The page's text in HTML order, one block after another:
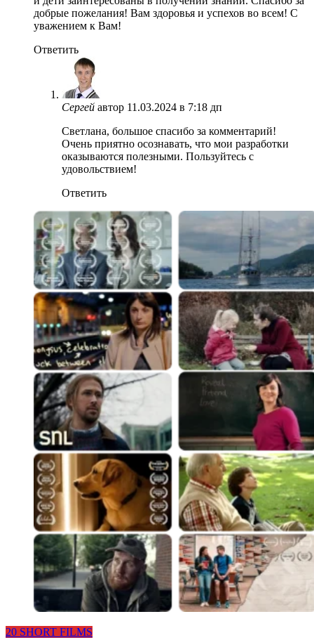
добрые пожелания! Вам здоровья и успехов во всем! С
уважением к Вам!
Ответить
Сергей автор 11.03.2024 в 7:18 дп
Светлана, большое спасибо за комментарий!
Очень приятно осознавать, что мои разработки
оказываются полезными. Пользуйтесь с
удовольствием!
Ответить
20 SHORT FILMS